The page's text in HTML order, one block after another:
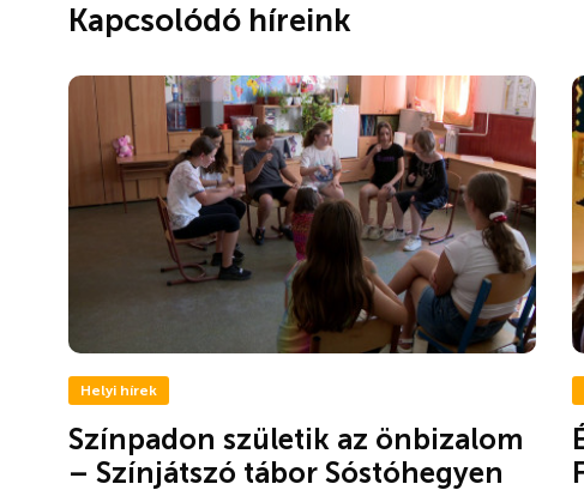
Kapcsolódó híreink
Helyi hírek
Színpadon születik az önbizalom
– Színjátszó tábor Sóstóhegyen